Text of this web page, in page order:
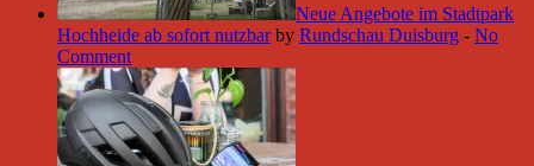
Neue Angebote im Stadtpark
Hochheide ab sofort nutzbar by Rundschau Duisburg - No
Comment